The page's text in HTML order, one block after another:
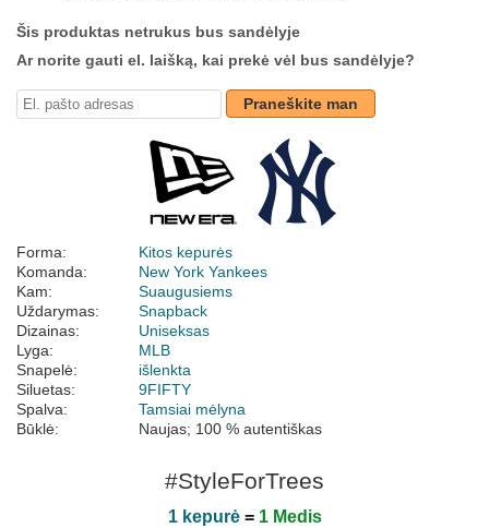
Šis produktas netrukus bus sandėlyje
Ar norite gauti el. laišką, kai prekė vėl bus sandėlyje?
Praneškite man
Forma:
Kitos kepurės
Komanda:
New York Yankees
Kam:
Suaugusiems
Uždarymas:
Snapback
Dizainas:
Uniseksas
Lyga:
MLB
Snapelė:
išlenkta
Siluetas:
9FIFTY
Spalva:
Tamsiai mėlyna
Būklė:
Naujas; 100 % autentiškas
#StyleForTrees
1 kepurė= 1 Medis